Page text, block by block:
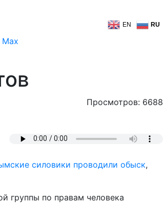
EN RU
Просмотров: 6688
силовики проводили обыск,
группы по правам человека